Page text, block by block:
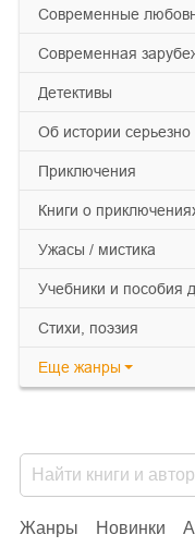
современные
современная
детективы
об истории серьезно
приключения
книги о
ужасы / мистика
учебники и пособия
cтихи, поэзия
Еще жанры
Жанры Новинки